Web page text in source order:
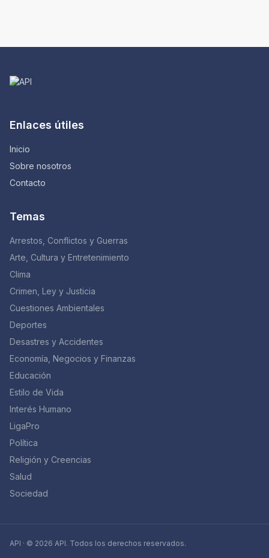
Enlaces útiles
Inicio
Sobre nosotros
Contacto
Temas
Arrestos, Conflictos y Guerras
Arte, Cultura y Entretenimiento
Clima
Crimen, Ley y Justicia
Cuestiones Ambientales
Deportes
Desastres y Accidentes
Economía, Negocios y Finanzas
Educación
Estilo de Vida
Interés Humano
LigaPro
Política
Religión y Creencias
Salud
Sociedad
API · © 2026 API. Todos los derechos reservados.